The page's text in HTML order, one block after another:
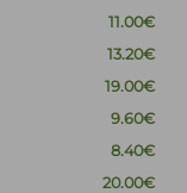
11.00€
13.20€
19.00€
9.60€
8.40€
20.00€